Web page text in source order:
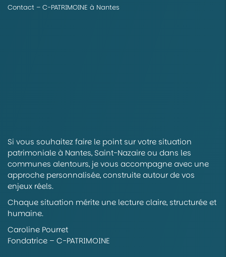
Contact – C-PATRIMOINE à Nantes
Si vous souhaitez faire le point sur votre situation
patrimoniale à Nantes, Saint-Nazaire ou dans les
communes alentours, je vous accompagne avec une
approche personnalisée, construite autour de vos
enjeux réels.
Chaque situation mérite une lecture claire, structurée et
humaine.
Caroline Pourret
Fondatrice – C-PATRIMOINE